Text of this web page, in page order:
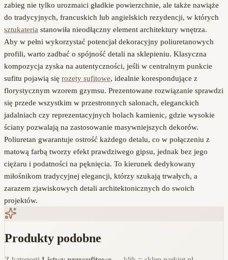
zabieg nie tylko urozmaici gładkie powierzchnie, ale także nawiąże
do tradycyjnych, francuskich lub angielskich rezydencji, w których
sztukateria stanowiła nieodłączny element architektury wnętrza.
Aby w pełni wykorzystać potencjał dekoracyjny poliuretanowych
profili, warto zadbać o spójność detali na sklepieniu. Klasyczna
kompozycja zyska na autentyczności, jeśli w centralnym punkcie
sufitu pojawią się rozety sufitowe, idealnie korespondujące z
florystycznym wzorem gzymsu. Prezentowane rozwiązanie sprawdzi
się przede wszystkim w przestronnych salonach, eleganckich
jadalniach czy reprezentacyjnych holach kamienic, gdzie wysokie
ściany pozwalają na zastosowanie masywniejszych dekorów.
Poliuretan gwarantuje ostrość każdego detalu, co w połączeniu z
matową farbą tworzy efekt prawdziwego gipsu, jednak bez jego
ciężaru i podatności na pęknięcia. To kierunek dedykowany
miłośnikom tradycyjnej elegancji, którzy szukają trwałych, a
zarazem zjawiskowych detali architektonicznych do swoich
projektów.
Produkty podobne